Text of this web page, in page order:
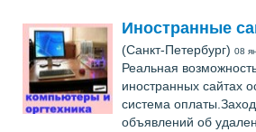
Иностранные
(Санкт-Петербург) 08
Реальная
иностранных сайтах
система
объявлений об